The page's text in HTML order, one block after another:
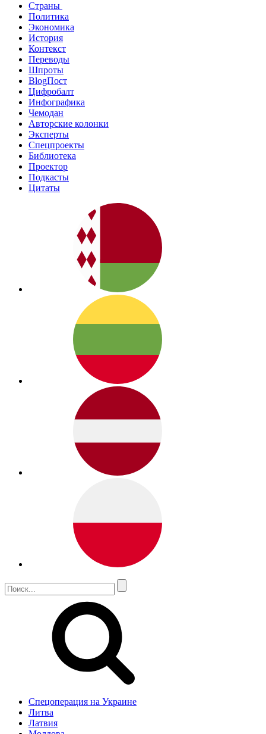
Страны
Политика
Экономика
История
Контекст
Переводы
Шпроты
BlogПост
Цифробалт
Инфографика
Чемодан
Авторские колонки
Эксперты
Спецпроекты
Библиотека
Проектор
Подкасты
Цитаты
Спецоперация на Украине
Литва
Латвия